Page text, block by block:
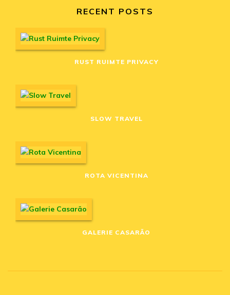
RECENT POSTS
RUST RUIMTE PRIVACY
SLOW TRAVEL
ROTA VICENTINA
GALERIE CASARÃO